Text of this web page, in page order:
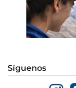
Síguenos